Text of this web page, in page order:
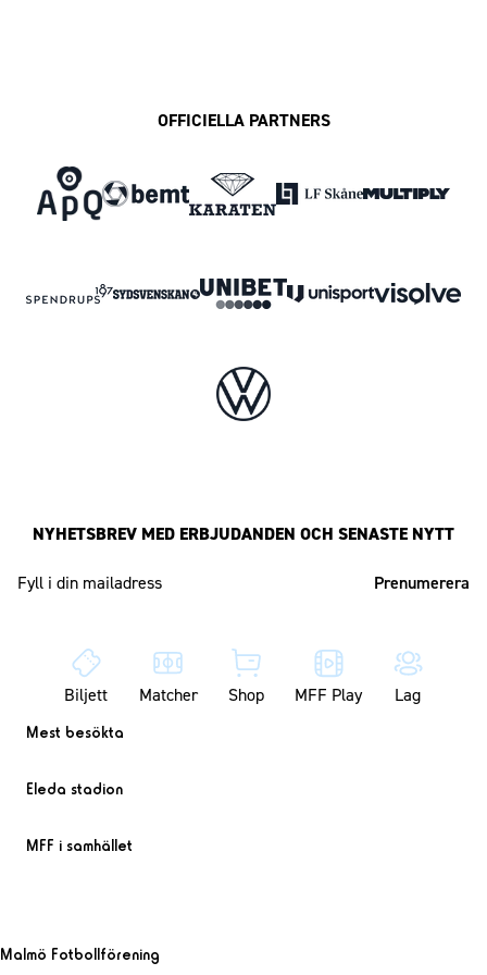
OFFICIELLA PARTNERS
NYHETSBREV MED ERBJUDANDEN OCH SENASTE NYTT
Biljett Matcher Shop MFF Play Lag
Mest besökta
Eleda stadion
MFF i samhället
Malmö Fotbollförening